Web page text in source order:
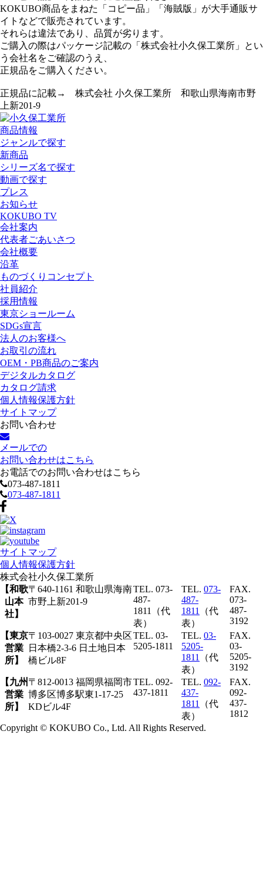
KOKUBO商品をまねた「コピー品」「海賊版」が大手通販サ
イトなどで販売されています。
それらは違法であり、品質が劣ります。
ご購入の際はパッケージ記載の「株式会社小久保工業所」とい
う会社名をご確認のうえ、
正規品をご購入ください。
正規品に記載→ 株式会社 小久保工業所 和歌山県海南市野
上新201-9
商品情報
ジャンルで探す
新商品
シリーズ名で探す
動画で探す
プレス
お知らせ
KOKUBO TV
会社案内
代表者ごあいさつ
会社概要
沿革
ものづくりコンセプト
社員紹介
採用情報
東京ショールーム
SDGs宣言
法人のお客様へ
お取引の流れ
OEM・PB商品のご案内
デジタルカタログ
カタログ請求
個人情報保護方針
サイトマップ
お問い合わせ
メールでの
お問い合わせはこちら
お電話でのお問い合わせはこちら
073-487-1811
073-487-1811
サイトマップ
個人情報保護方針
株式会社小久保工業所
【和歌
山本
社】
〒640-1161 和歌山県海南
市野上新201-9
TEL. 073-
487-
1811（代
表）
TEL. 073-
487-
1811
（代
表）
FAX.
073-
487-
3192
【東京
営業
所】
〒103-0027 東京都中央区
日本橋2-3-6 日土地日本
橋ビル8F
TEL. 03-
5205-1811
TEL. 03-
5205-
1811
（代
表）
FAX.
03-
5205-
3192
【九州
営業
所】
〒812-0013 福岡県福岡市
博多区博多駅東1-17-25
KDビル4F
TEL. 092-
437-1811
TEL. 092-
437-
1811
（代
表）
FAX.
092-
437-
1812
Copyright © KOKUBO Co., Ltd. All Rights Reserved.